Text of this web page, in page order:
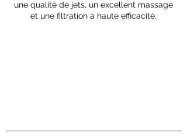
une qualité de jets, un excellent massage
et une filtration à haute efficacité.